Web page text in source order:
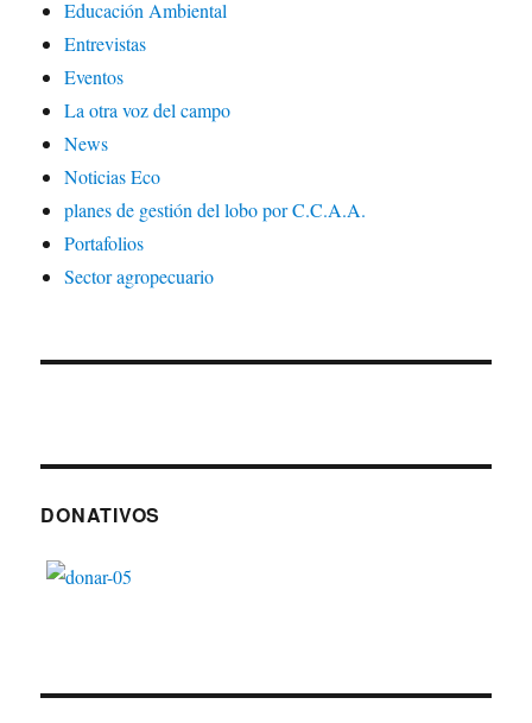
Educación Ambiental
Entrevistas
Eventos
La otra voz del campo
News
Noticias Eco
planes de gestión del lobo por C.C.A.A.
Portafolios
Sector agropecuario
DONATIVOS